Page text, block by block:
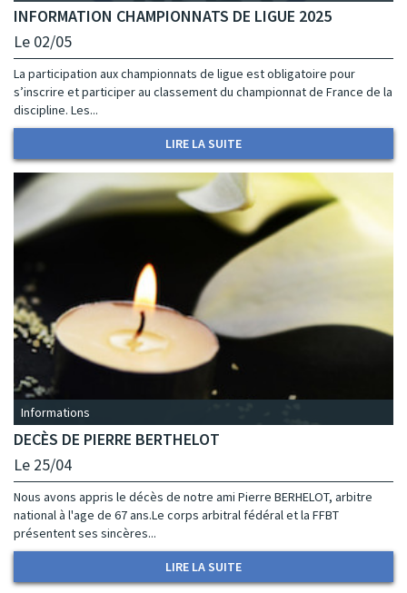
INFORMATION CHAMPIONNATS DE LIGUE 2025
Le 02/05
La participation aux championnats de ligue est obligatoire pour
s’inscrire et participer au classement du championnat de France de la
discipline. Les...
LIRE LA SUITE
Informations
DECÈS DE PIERRE BERTHELOT
Le 25/04
Nous avons appris le décès de notre ami Pierre BERHELOT, arbitre
national à l'age de 67 ans.Le corps arbitral fédéral et la FFBT
présentent ses sincères...
LIRE LA SUITE